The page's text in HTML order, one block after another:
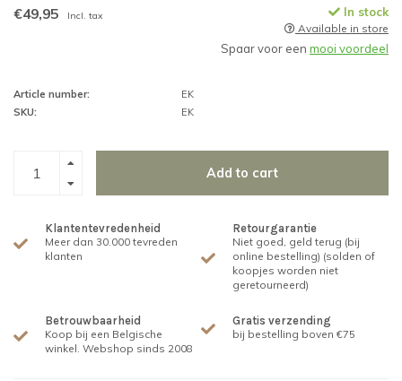
€49,95 Incl. tax In stock
Available in store
Spaar voor een mooi voordeel
Article number:
EK
SKU:
EK
Add to cart
Klantentevredenheid
Meer dan 30.000 tevreden
klanten
Retourgarantie
Niet goed, geld terug (bij
online bestelling) (solden of
koopjes worden niet
geretourneerd)
Betrouwbaarheid
Koop bij een Belgische
winkel. Webshop sinds 2008
Gratis verzending
bij bestelling boven €75